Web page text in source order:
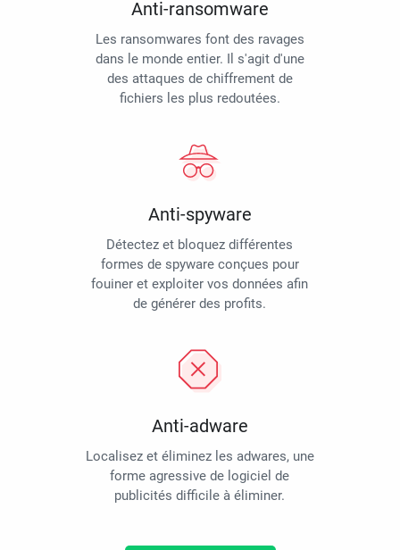
Anti-ransomware
Les ransomwares font des ravages
dans le monde entier. Il s'agit d'une
des attaques de chiffrement de
fichiers les plus redoutées.
Anti-spyware
Détectez et bloquez différentes
formes de spyware conçues pour
fouiner et exploiter vos données afin
de générer des profits.
Anti-adware
Localisez et éliminez les adwares, une
forme agressive de logiciel de
publicités difficile à éliminer.